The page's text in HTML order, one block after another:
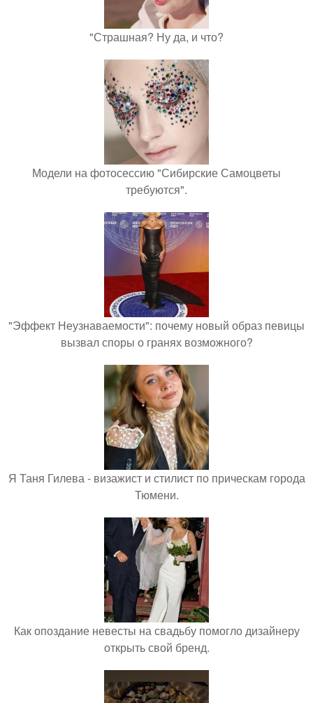
"Страшная? Ну да, и что?
Модели на фотосессию "Сибирские Самоцветы
требуются".
"Эффект Неузнаваемости": почему новый образ певицы
вызвал споры о гранях возможного?
Я Таня Гилева - визажист и стилист по прическам города
Тюмени.
Как опоздание невесты на свадьбу помогло дизайнеру
открыть свой бренд.